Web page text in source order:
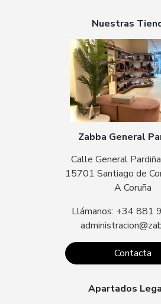
Nuestras
Zabba General
Calle General
15701 Santiago de
A Coruña
Llámanos: +34 881
Contacta
Apartados